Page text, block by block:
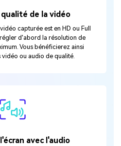
qualité de la vidéo
capturée est en HD ou Full
d'abord la résolution de
Vous bénéficierez ainsi
ou audio de qualité.
avec l'audio